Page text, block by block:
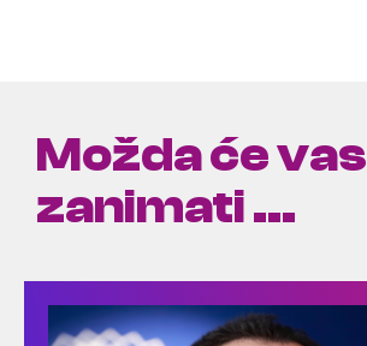
Možda će vas
zanimati ...